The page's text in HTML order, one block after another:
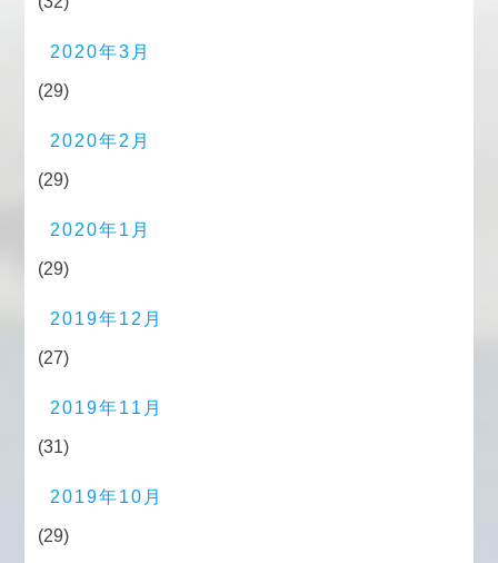
2020年3月
(29)
2020年2月
(29)
2020年1月
(29)
2019年12月
(27)
2019年11月
(31)
2019年10月
(29)